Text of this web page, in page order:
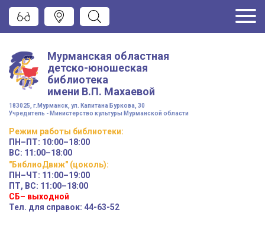
Мурманская областная
детско-юношеская
библиотека
имени В.П. Махаевой
183025, г.Мурманск, ул. Капитана Буркова, 30
Учредитель - Министерство культуры Мурманской области
Режим работы библиотеки:
ПН–ПТ: 10:00–18:00
ВС: 11:00–18:00
"БиблиоДвиж" (цоколь):
ПН–ЧТ: 11:00–19:00
ПТ, ВС: 11:00–18:00
СБ– выходной
Тел. для справок: 44-63-52